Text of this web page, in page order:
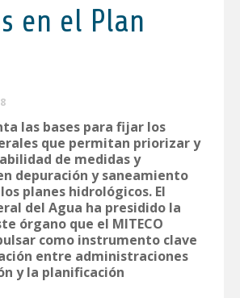
en el Plan
las bases para fijar los
que permitan priorizar y
de medidas y
depuración y saneamiento
planes hidrológicos. El
del Agua ha presidido la
órgano que el MITECO
como instrumento clave
entre administraciones
y la planificación